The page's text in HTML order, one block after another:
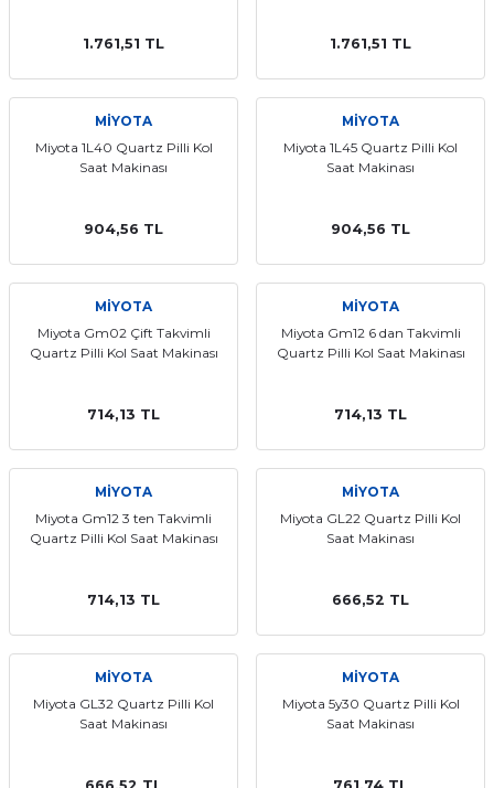
1.761,51 TL 1.761,51 TL
MİYOTA
Miyota 1L40 Quartz Pilli Kol
Saat Makinası
904,56 TL
MİYOTA
Miyota 1L45 Quartz Pilli Kol
Saat Makinası
904,56 TL
MİYOTA
Miyota Gm02 Çift Takvimli
Quartz Pilli Kol Saat Makinası
714,13 TL
MİYOTA
Miyota Gm12 6 dan Takvimli
Quartz Pilli Kol Saat Makinası
714,13 TL
MİYOTA
Miyota Gm12 3 ten Takvimli
Quartz Pilli Kol Saat Makinası
714,13 TL
MİYOTA
Miyota GL22 Quartz Pilli Kol
Saat Makinası
666,52 TL
MİYOTA
Miyota GL32 Quartz Pilli Kol
Saat Makinası
MİYOTA
Miyota 5y30 Quartz Pilli Kol
Saat Makinası